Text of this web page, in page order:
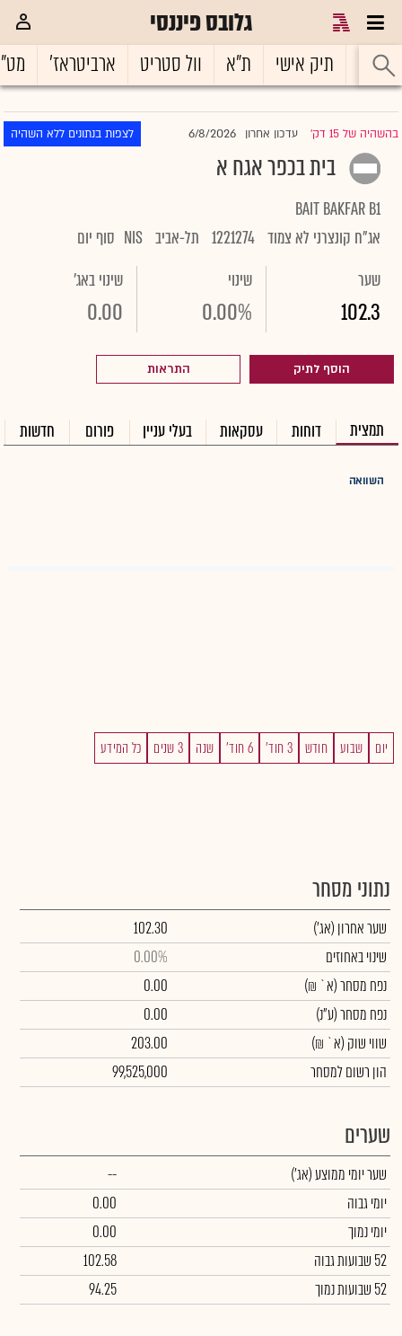
גלובס פיננסי
ראשי תיק אישי ת"א וול סטריט ארביטראז'
בהשהיה של 15 דק' |עדכון אחרון 6/8/2026 לצפות בנתונים ללא השהיה
בית בכפר אגח א
BAIT BAKFAR B1
אג"ח קונצרני לא צמוד 1221274 תל-אביב NIS סוף יום
שער
102.3
שינוי
0.00%
שינוי באג'
0.00
הוסף לתיק התראות
תמצית דוחות עסקאות בעלי עניין פורום חדשות
השוואה
יום שבוע חודש 3 חוד' 6 חוד' שנה 3 שנים כל המידע
נתוני מסחר
שער אחרון (אג')
102.30
שינוי באחוזים
0.00%
נפח מסחר(א` ₪)
0.00
נפח מסחר(ע"נ)
0.00
שווי שוק (א` ₪)
203.00
הון רשום למסחר
99,525,000
שערים
שער יומי ממוצע(אג')
--
יומי גבוה
0.00
יומי נמוך
0.00
52 שבועות גבוה
102.58
52 שבועות נמוך
94.25